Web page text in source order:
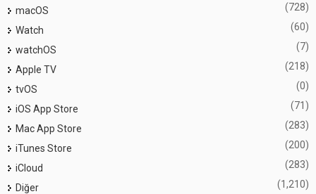
macOS (728)
Watch (60)
watchOS (7)
Apple TV (218)
tvOS (0)
iOS App Store (71)
Mac App Store (283)
iTunes Store (200)
iCloud (283)
Diğer (1,210)